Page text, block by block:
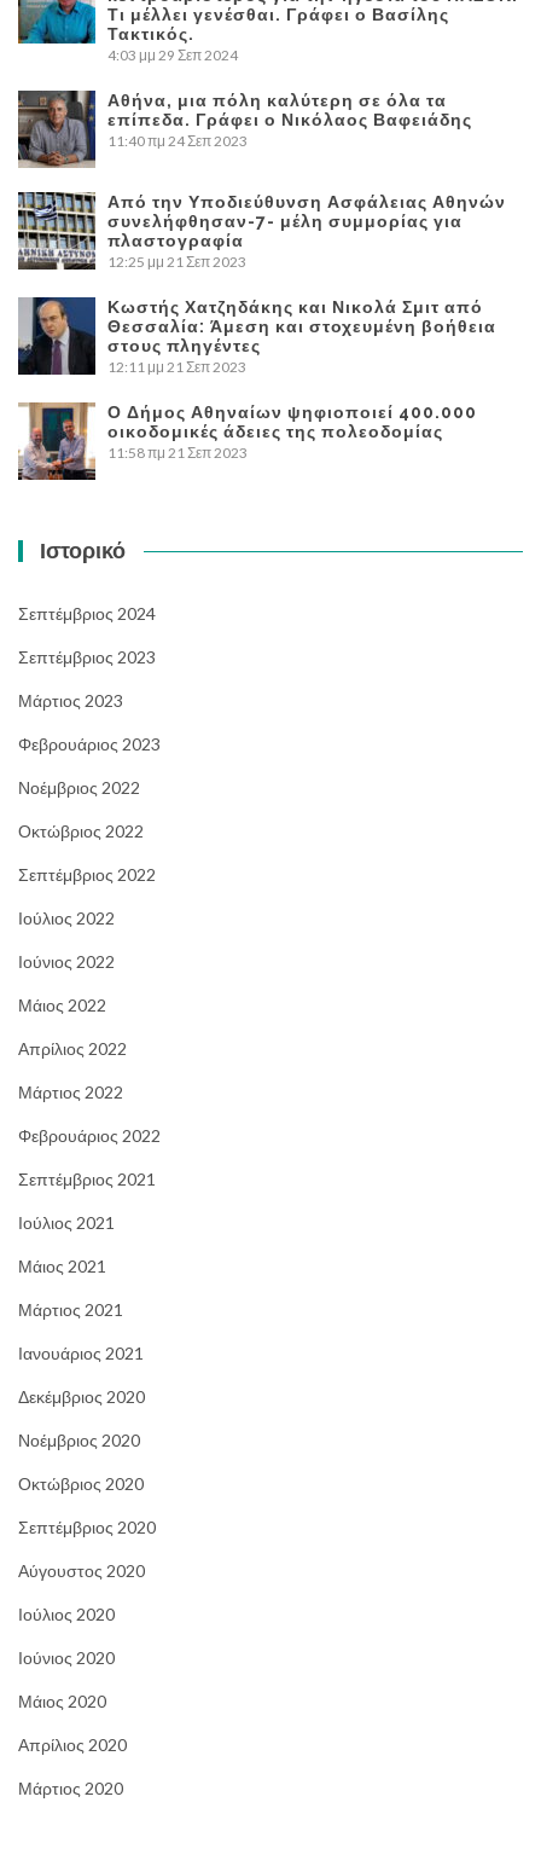
Τι μέλλει γενέσθαι. Γράφει ο Βασίλης
Τακτικός.
4:03 μμ 29 Σεπ 2024
Αθήνα, μια πόλη καλύτερη σε όλα τα
επίπεδα. Γράφει ο Νικόλαος Βαφειάδης
11:40 πμ 24 Σεπ 2023
Από την Υποδιεύθυνση Ασφάλειας Αθηνών
συνελήφθησαν-7- μέλη συμμορίας για
πλαστογραφία
12:25 μμ 21 Σεπ 2023
Κωστής Χατζηδάκης και Νικολά Σμιτ από
Θεσσαλία: Άμεση και στοχευμένη βοήθεια
στους πληγέντες
12:11 μμ 21 Σεπ 2023
Ο Δήμος Αθηναίων ψηφιοποιεί 400.000
οικοδομικές άδειες της πολεοδομίας
11:58 πμ 21 Σεπ 2023
Ιστορικό
Σεπτέμβριος 2024
Σεπτέμβριος 2023
Μάρτιος 2023
Φεβρουάριος 2023
Νοέμβριος 2022
Οκτώβριος 2022
Σεπτέμβριος 2022
Ιούλιος 2022
Ιούνιος 2022
Μάιος 2022
Απρίλιος 2022
Μάρτιος 2022
Φεβρουάριος 2022
Σεπτέμβριος 2021
Ιούλιος 2021
Μάιος 2021
Μάρτιος 2021
Ιανουάριος 2021
Δεκέμβριος 2020
Νοέμβριος 2020
Οκτώβριος 2020
Σεπτέμβριος 2020
Αύγουστος 2020
Ιούλιος 2020
Ιούνιος 2020
Μάιος 2020
Απρίλιος 2020
Μάρτιος 2020